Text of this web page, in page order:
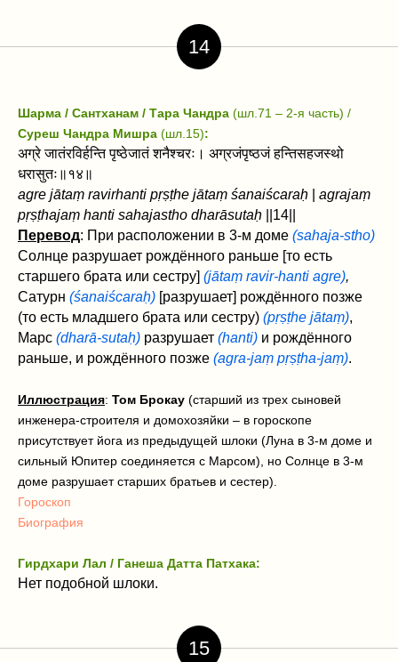
14
Шарма / Сантханам / Тара Чандра (шл.71 – 2-я часть) /
Суреш Чандра Мишра (шл.15):
अग्रे जातंरविर्हन्ति पृष्ठेजातं शनैश्चरः। अग्रजंपृष्ठजं हन्तिसहजस्थो
धरासुतः॥१४॥
agre jātaṃ ravirhanti pṛṣṭhe jātaṃ śanaiścaraḥ
agrajaṃ
pṛṣṭhajaṃ hanti sahajastho dharāsutaḥ
||14||
Перевод: При расположении в 3-м доме (sahaja-stho)
Солнце разрушает рождённого раньше [то есть
старшего брата или сестру] (jātaṃ ravir-hanti agre),
Сатурн (śanaiścaraḥ) [разрушает] рождённого позже
(то есть младшего брата или сестру) (pṛṣṭhe jātaṃ),
Марс (dharā-sutaḥ) разрушает (hanti) и рождённого
раньше, и рождённого позже (agra-jaṃ pṛṣṭha-jaṃ).
Иллюстрация: Том Брокау (старший из трех сыновей
инженера-строителя и домохозяйки – в гороскопе
присутствует йога из предыдущей шлоки (Луна в 3-м доме и
сильный Юпитер соединяется с Марсом), но Солнце в 3-м
доме разрушает старших братьев и сестер).
Гороскоп
Биография
Гирдхари Лал / Ганеша Датта Патхака:
Нет подобной шлоки.
15